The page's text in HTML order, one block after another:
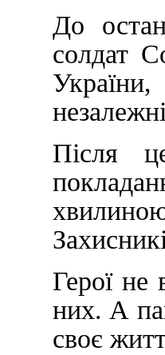
До
солдат
України,
Після
Герої
них. А
своє